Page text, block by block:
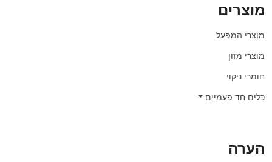
מוצרים
מוצרי המפעל
מוצרי מזון
חומרי ניקוי
כלים חד פעמיים
הערה